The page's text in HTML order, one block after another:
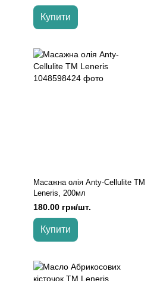
Купити
Масажна олія Anty-Cellulite TM
Leneris, 200мл
180.00 грн/шт.
Купити